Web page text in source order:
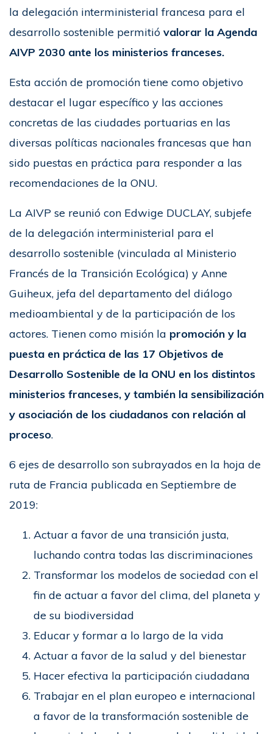
la delegación interministerial francesa para el
desarrollo sostenible permitió valorar la Agenda
AIVP 2030 ante los ministerios franceses.
Esta acción de promoción tiene como objetivo
destacar el lugar específico y las acciones
concretas de las ciudades portuarias en las
diversas políticas nacionales francesas que han
sido puestas en práctica para responder a las
recomendaciones de la ONU.
La AIVP se reunió con Edwige DUCLAY, subjefe
de la delegación interministerial para el
desarrollo sostenible (vinculada al Ministerio
Francés de la Transición Ecológica) y Anne
Guiheux, jefa del departamento del diálogo
medioambiental y de la participación de los
actores. Tienen como misión la promoción y la
puesta en práctica de las 17 Objetivos de
Desarrollo Sostenible de la ONU en los distintos
ministerios franceses, y también la sensibilización
y asociación de los ciudadanos con relación al
proceso.
6 ejes de desarrollo son subrayados en la hoja de
ruta de Francia publicada en Septiembre de
2019:
Actuar a favor de una transición justa,
luchando contra todas las discriminaciones
Transformar los modelos de sociedad con el
fin de actuar a favor del clima, del planeta y
de su biodiversidad
Educar y formar a lo largo de la vida
Actuar a favor de la salud y del bienestar
Hacer efectiva la participación ciudadana
Trabajar en el plan europeo e internacional
a favor de la transformación sostenible de